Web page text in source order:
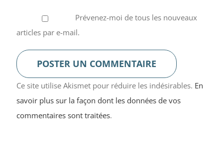
Prévenez-moi de tous les nouveaux
articles par e-mail.
Ce site utilise Akismet pour réduire les indésirables. En
savoir plus sur la façon dont les données de vos
commentaires sont traitées.